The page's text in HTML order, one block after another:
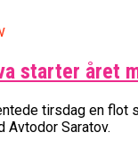
starter året
tirsdag en flot
Avtodor Saratov.